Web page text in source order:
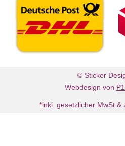
© Sticker
Webdesign von
*inkl. gesetzlicher MwSt &